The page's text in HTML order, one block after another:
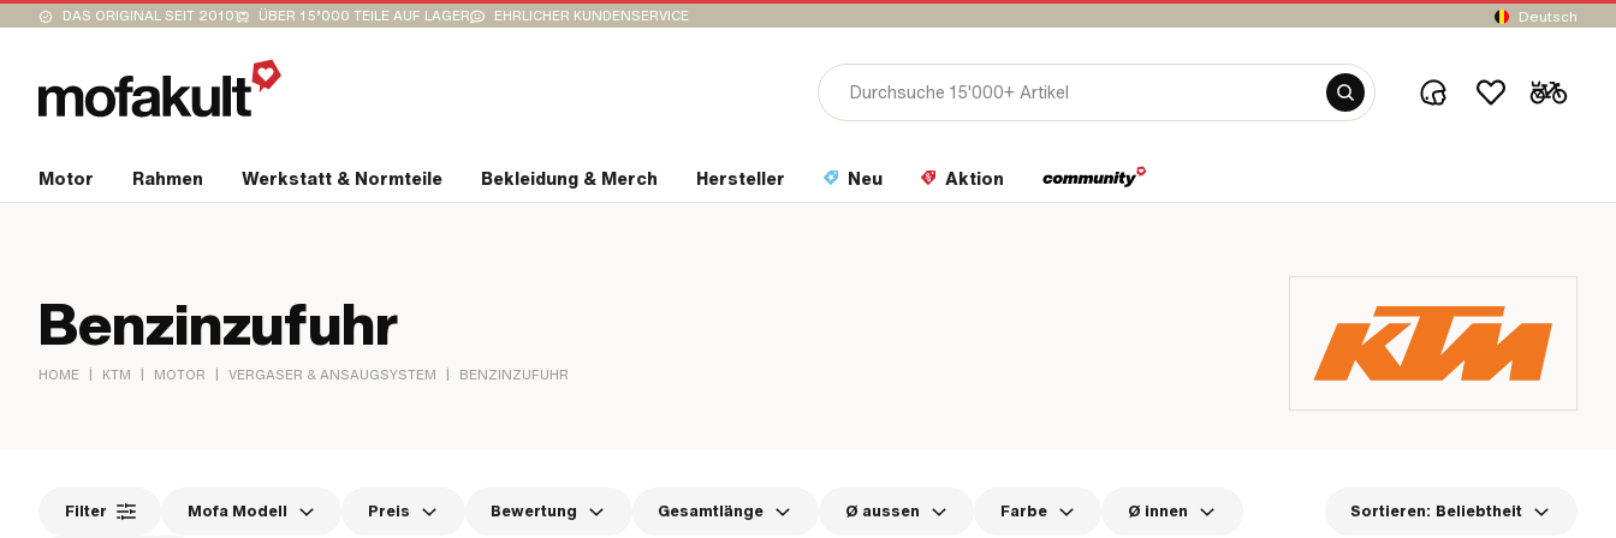
DAS ORIGINAL SEIT 2010 ÜBER 15’000 TEILE AUF LAGER EHRLICHER KUNDENSERVICE Deutsch
Motor Rahmen Werkstatt & Normteile Bekleidung & Merch Hersteller Neu Aktion
Benzinzufuhr
HOME | KTM | MOTOR | VERGASER & ANSAUGSYSTEM | BENZINZUFUHR
Filter Mofa Modell Preis Bewertung Gesamtlänge Ø aussen Farbe Ø innen Sortieren: Beliebtheit